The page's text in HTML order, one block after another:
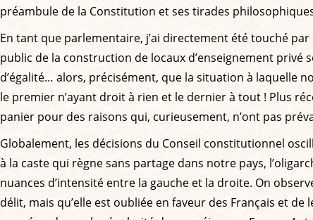
préambule de la Constitution et ses tirades
En tant que parlementaire, j’ai directement été touché
public de la construction de locaux d’enseignement
d’égalité… alors, précisément, que la situation à laquelle
le premier n’ayant droit à rien et le dernier à tout ! Plus
panier pour des raisons qui, curieusement, n’ont pas
Globalement, les décisions du Conseil constitutionnel
à la caste qui règne sans partage dans notre pays,
nuances d’intensité entre la gauche et la droite. On
délit, mais qu’elle est oubliée en faveur des Français et